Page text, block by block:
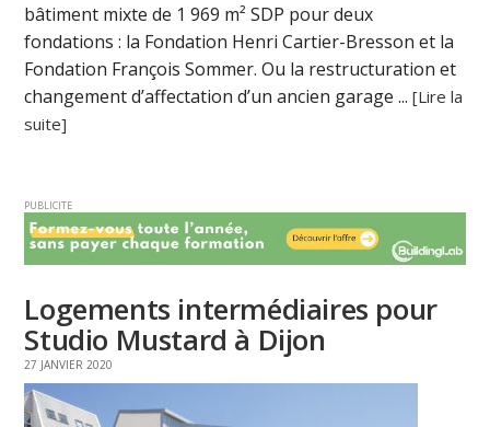
bâtiment mixte de 1 969 m² SDP pour deux
fondations : la Fondation Henri Cartier-Bresson et la
Fondation François Sommer. Ou la restructuration et
changement d’affectation d’un ancien garage ...[Lire la
suite]
PUBLICITE
Logements intermédiaires pour
Studio Mustard à Dijon
27 JANVIER 2020